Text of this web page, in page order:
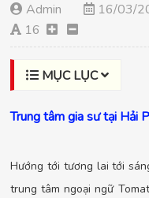
Admin 16/03/
16
MỤC LỤC
Trung tâm gia sư tại Hải
Hướng tới tương lai tới
trung tâm ngoại ngữ